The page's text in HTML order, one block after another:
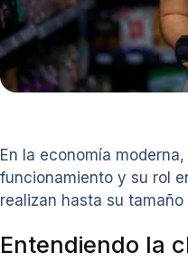
En la economía
funcionamiento y su rol
realizan hasta su
Entendiendo la